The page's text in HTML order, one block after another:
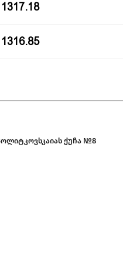
1317.18
1316.85
ქუჩა №8